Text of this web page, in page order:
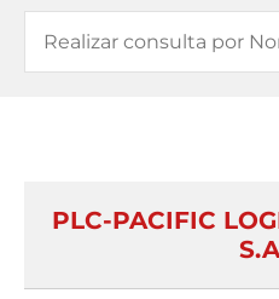
PLC-PACIFIC